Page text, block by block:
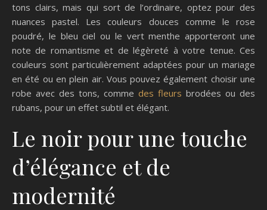
tons clairs, mais qui sort de l’ordinaire, optez pour des
nuances pastel. Les couleurs douces comme le rose
poudré, le bleu ciel ou le vert menthe apporteront une
note de romantisme et de légèreté à votre tenue. Ces
couleurs sont particulièrement adaptées pour un mariage
en été ou en plein air. Vous pouvez également choisir une
robe avec des tons, comme des fleurs brodées ou des
rubans, pour un effet subtil et élégant.
Le noir pour une touche
d’élégance et de
modernité